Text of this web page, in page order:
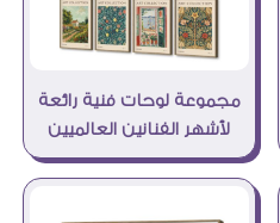
مجموعة لوحات فنية رائعة
لأشهر الفنانين العالميين